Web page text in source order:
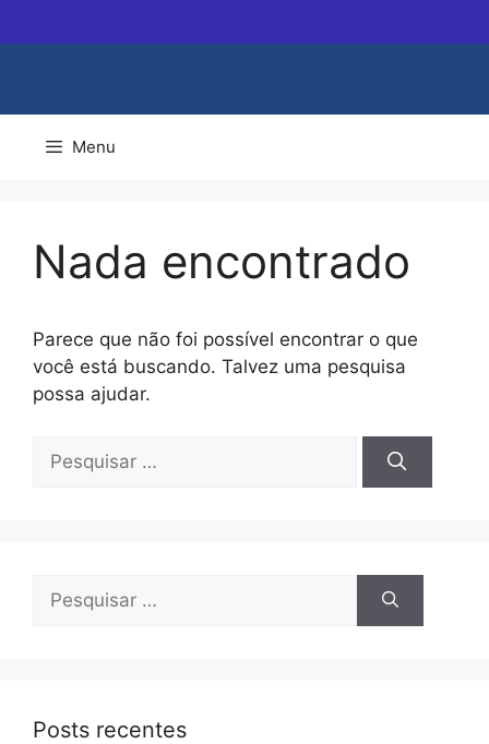
para
Menu
Nada encontrado
Parece que não foi possível encontrar o que
você está buscando. Talvez uma pesquisa
possa ajudar.
por:
por:
Posts recentes